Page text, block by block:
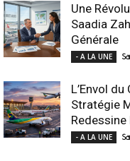
Une
Saadia
Générale
- A LA UNE
L’Envol
Stratégie
Redessine
- A LA UNE